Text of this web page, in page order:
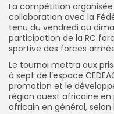
La compétition
collaboration avec la
tenu du vendredi au
participation de la RC
sportive des forces
Le tournoi mettra aux
à sept de l’espace
promotion et le
région ouest africaine
africain en général, selon